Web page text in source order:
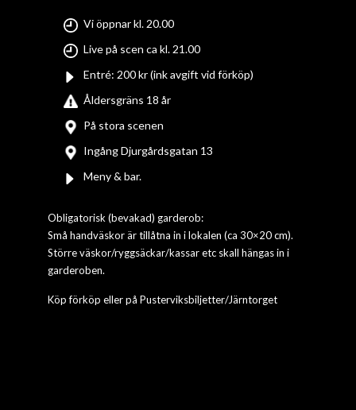
Vi öppnar kl. 20.00
Live på scen ca kl. 21.00
Entré: 200 kr (ink avgift vid förköp)
Åldersgräns 18 år
På stora scenen
Ingång Djurgårdsgatan 13
Meny & bar.
Obligatorisk (bevakad) garderob:
Små handväskor är tillåtna in i lokalen (ca 30×20 cm).
Större väskor/ryggsäckar/kassar etc skall hängas in i
garderoben.
Köp förköp eller på Pusterviksbiljetter/Järntorget